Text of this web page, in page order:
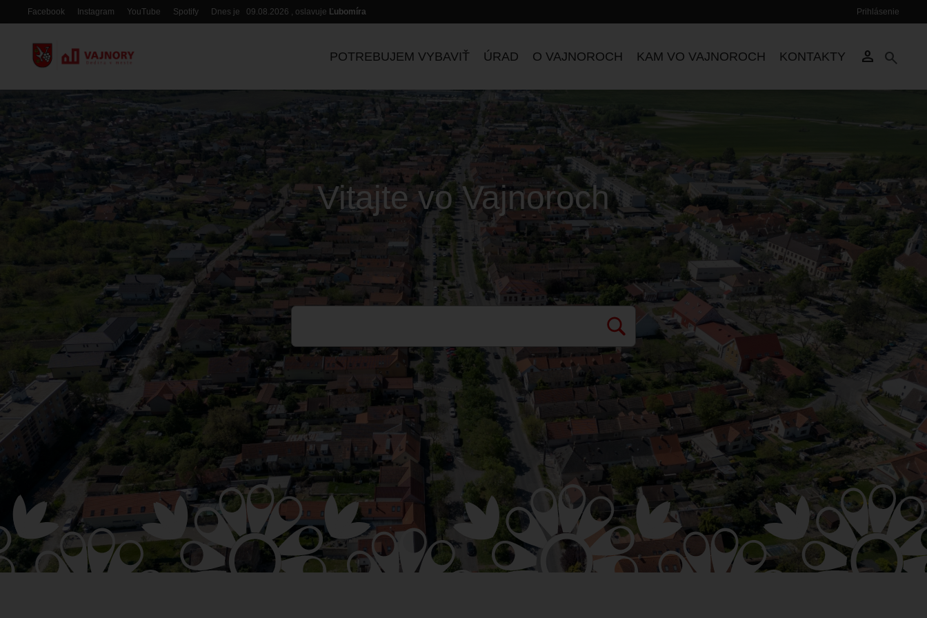
Skočiť
na
Hlavička
Facebook Instagram YouTube Spotify Dnes je 09.08.2026 , oslavuje Ľubomíra
Používateľské
Prihlásenie
POTREBUJEM VYBAVIŤ ÚRAD
ZASADNUTIA KOMISIÍ
ÚRADNÁ TABUĽA
ZMLUVY, OBJEDNÁVKY, FAKTÚRY
EVIDENCIA PSOV
VZN
DOKUMENTY
ROZPOČET
ZÁVEREČNÝ ÚČET
VAJNORSKÁ PODPORNÁ SPOLOČNOSŤ
PETÍCIE
PROTIPOŽIARNA OCHRANA
O VAJNOROCH
HARMONOGRAM PODUJATÍ
KNIŽNICA
ZDRUŽENIA A SPOLKY
KERAMICKÁ DIELŇA
VAJNORSKÉ PRODUKTY
HK VAJNORY
ŠK VAJNORY
KAM VO VAJNOROCH KONTAKTY person search
Vitajte vo Vajnoroch